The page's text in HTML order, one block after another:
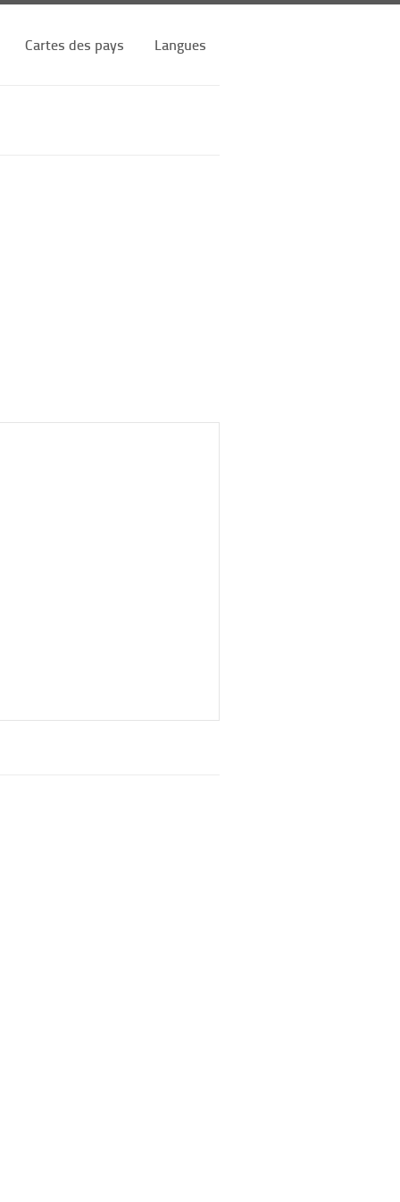
Cartes des pays Langues